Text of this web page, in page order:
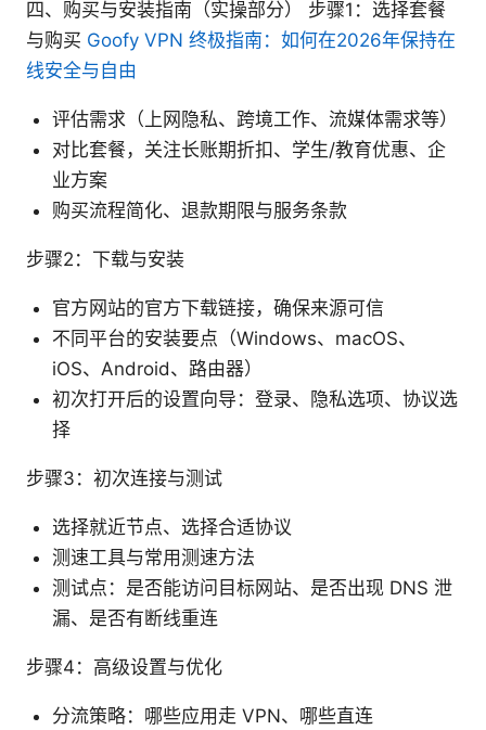
四、购买与安装指南（实操部分） 步骤1：选择套餐
与购买 Goofy VPN 终极指南：如何在2026年保持在
线安全与自由
评估需求（上网隐私、跨境工作、流媒体需求等）
对比套餐，关注长账期折扣、学生/教育优惠、企
业方案
购买流程简化、退款期限与服务条款
步骤2：下载与安装
官方网站的官方下载链接，确保来源可信
不同平台的安装要点（Windows、macOS、
iOS、Android、路由器）
初次打开后的设置向导：登录、隐私选项、协议选
择
步骤3：初次连接与测试
选择就近节点、选择合适协议
测速工具与常用测速方法
测试点：是否能访问目标网站、是否出现 DNS 泄
漏、是否有断线重连
步骤4：高级设置与优化
分流策略：哪些应用走 VPN、哪些直连